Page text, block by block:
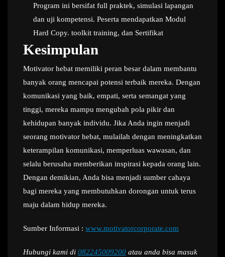
Program ini bersifat full praktek, simulasi lapangan
dan uji kompetensi. Peserta mendapatkan Modul
Hard Copy. toolkit training, dan Sertifikat
Kesimpulan
Motivator hebat memiliki peran besar dalam membantu
banyak orang mencapai potensi terbaik mereka. Dengan
komunikasi yang baik, empati, serta semangat yang
tinggi, mereka mampu mengubah pola pikir dan
kehidupan banyak individu. Jika Anda ingin menjadi
seorang motivator hebat, mulailah dengan meningkatkan
keterampilan komunikasi, memperluas wawasan, dan
selalu berusaha memberikan inspirasi kepada orang lain.
Dengan demikian, Anda bisa menjadi sumber cahaya
bagi mereka yang membutuhkan dorongan untuk terus
maju dalam hidup mereka.
Sumber Informasi : www.motivatorcorporate.com
Hubungi kami di 082245009200 atau anda bisa masuk